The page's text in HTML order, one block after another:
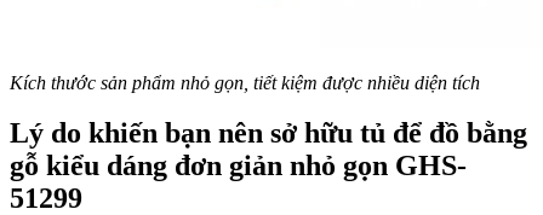
Kích thước sản phẩm nhỏ gọn, tiết kiệm được nhiều diện tích
Lý do khiến bạn nên sở hữu tủ để đồ bằng
gỗ kiểu dáng đơn giản nhỏ gọn GHS-
51299